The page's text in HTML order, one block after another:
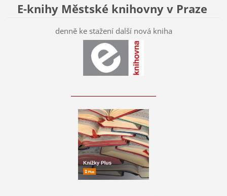
E-knihy Městské knihovny v Praze
denně ke stažení další nová kniha